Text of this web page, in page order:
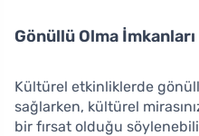
Gönüllü Olma İmkanları
Kültürel etkinliklerde
sağlarken, kültürel
bir fırsat olduğu